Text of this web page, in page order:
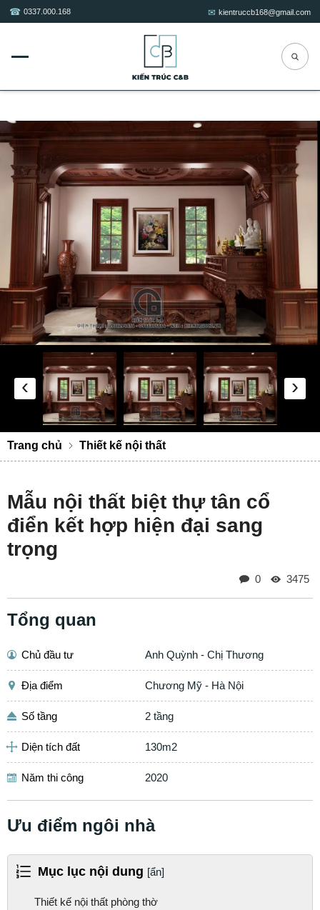
kientruccb168@gmail.com
0337.000.168
‹ ›
Trang chủ Thiết kế nội thất
Mẫu nội thất biệt thự tân cổ
điển kết hợp hiện đại sang
trọng
0 3475
Tổng quan
Chủ đầu tư Anh Quỳnh - Chị Thương
Địa điểm Chương Mỹ - Hà Nội
Số tầng 2 tầng
Diện tích đất 130m2
Năm thi công 2020
Ưu điểm ngôi nhà
Mục lục nội dung [ẩn]
Thiết kế nội thất phòng thờ